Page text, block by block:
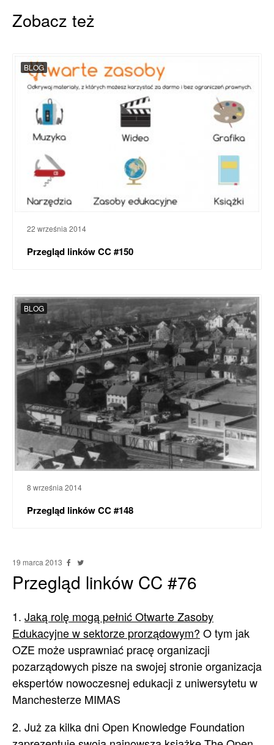
Zobacz też
BLOG
22 września 2014
Przegląd linków CC #150
BLOG
8 września 2014
Przegląd linków CC #148
19 marca 2013
Przegląd linków CC #76
1. Jaką rolę mogą pełnić Otwarte Zasoby
Edukacyjne w sektorze prorządowym? O tym jak
OZE może usprawniać pracę organizacji
pozarządowych pisze na swojej stronie organizacja
ekspertów nowoczesnej edukacji z uniwersytetu w
Manchesterze MIMAS
2. Już za kilka dni Open Knowledge Foundation